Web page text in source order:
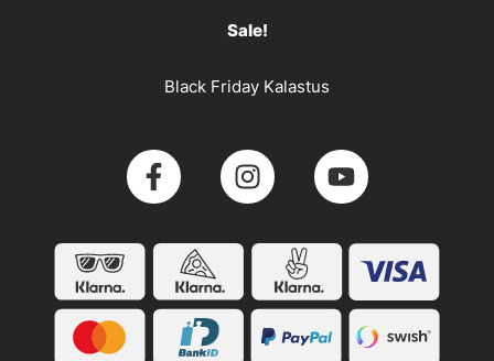
Sale!
Black Friday Kalastus